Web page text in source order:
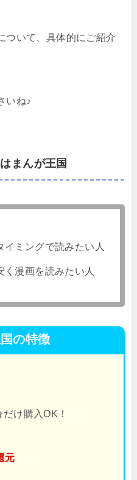
ついて、具体的にご紹介
いね♪
まんが王国
ミングで読みたい人
く漫画を読みたい人
の特徴
け購入OK！
元